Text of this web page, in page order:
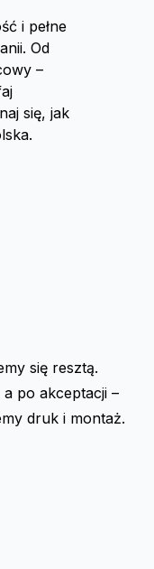
i pełne
Od
–
się, jak
się resztą.
po akceptacji –
druk i montaż.